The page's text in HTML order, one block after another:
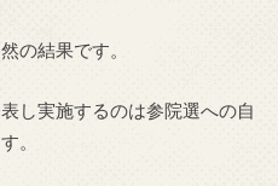
の結果です。
し実施するのは参院選への自
。